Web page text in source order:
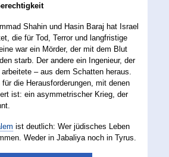
Shahin und Hasin Baraj hat Israel
die für Tod, Terror und langfristige
war ein Mörder, der mit dem Blut
starb. Der andere ein Ingenieur, der
– aus dem Schatten heraus.
die Herausforderungen, mit denen
ist: ein asymmetrischer Krieg, der
ist deutlich: Wer jüdisches Leben
Weder in Jabaliya noch in Tyrus.